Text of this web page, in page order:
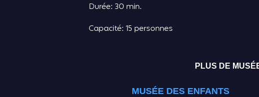
Durée: 30 min.
Capacité: 15 personnes
PLUS DE
MUSÉE DES ENFANTS